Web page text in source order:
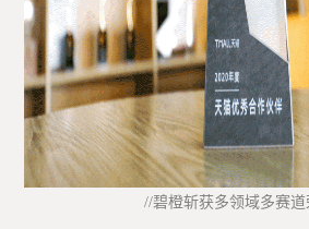
//碧橙斩获多领域多赛